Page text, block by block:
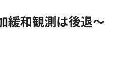
緩和観測は後退～